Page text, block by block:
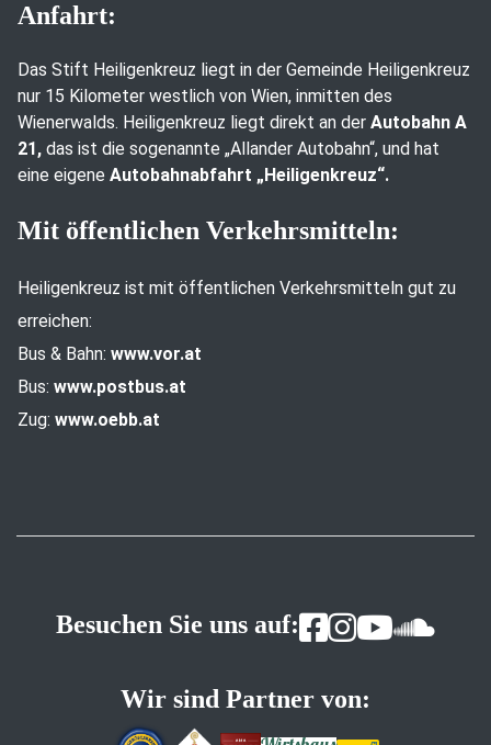
Anfahrt:
Das Stift Heiligenkreuz liegt in der Gemeinde Heiligenkreuz
nur 15 Kilometer westlich von Wien, inmitten des
Wienerwalds. Heiligenkreuz liegt direkt an der Autobahn A
21, das ist die sogenannte „Allander Autobahn“, und hat
eine eigene Autobahnabfahrt „Heiligenkreuz“.
Mit öffentlichen Verkehrsmitteln:
Heiligenkreuz ist mit öffentlichen Verkehrsmitteln gut zu
erreichen:
Bus & Bahn: www.vor.at
Bus: www.postbus.at
Zug: www.oebb.at
Besuchen Sie uns auf:
Wir sind Partner von: